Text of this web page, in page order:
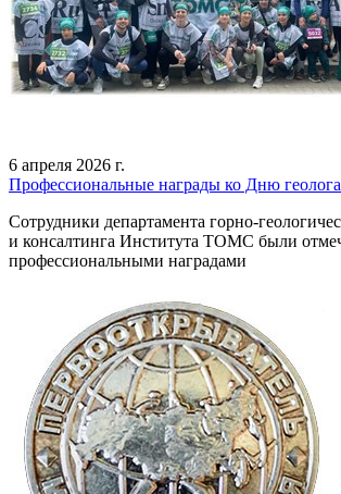
6 апреля 2026 г.
Профессиональные награды ко Дню геолога
Сотрудники департамента горно-
и консалтинга Института ТОМС были
профессиональными наградами